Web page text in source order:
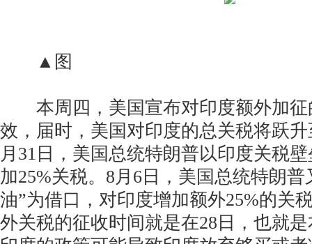
▲图
本周四，美国宣布对印度额外加征
效，届时，美国对印度的总关税将跃
月31日，美国总统特朗普以印度关税
加25%关税。8月6日，美国总统特朗
油”为借口，对印度增加额外25%的关
外关税的征收时间就是在28日，也就